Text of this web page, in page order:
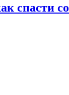
спасти